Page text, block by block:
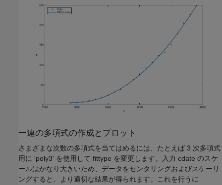
一連の多項式の作成とプロット
さまざまな次数の多項式を当てはめるには、たとえば 3 次多項式
用に 'poly3' を使用して fittype を変更します。入力 cdate のスケ
ールはかなり大きいため、データをセンタリングおよびスケーリ
ングすると、より適切な結果が得られます。これを行うに